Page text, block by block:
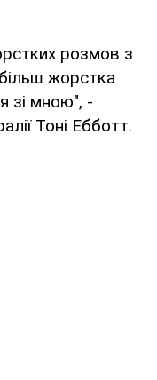
розмов з
жорстка
зі мною", -
Тоні Ебботт.